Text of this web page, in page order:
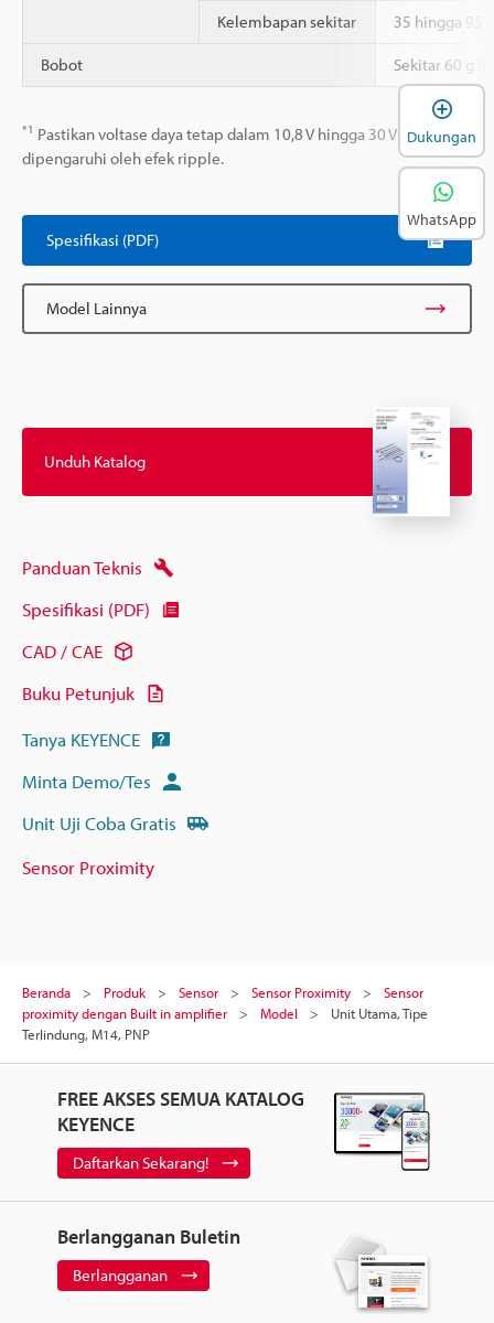
Kelembapan sekitar 35 hingga 95
Bobot Sekitar 60 g
*1 Pastikan voltase daya tetap dalam 10,8 V hingga 30 V meskipun
dipengaruhi oleh efek ripple.
Spesifikasi (PDF)
Model Lainnya
Unduh Katalog
Panduan Teknis
Spesifikasi (PDF)
CAD / CAE
Buku Petunjuk
Tanya KEYENCE
Minta Demo/Tes
Unit Uji Coba Gratis
Sensor Proximity
Beranda Produk Sensor Sensor Proximity
Sensor
proximity dengan Built in amplifier
Model
Unit Utama, Tipe
Terlindung, M14, PNP
FREE AKSES SEMUA KATALOG
KEYENCE
Daftarkan Sekarang!
Berlangganan Buletin
Berlangganan
Dukungan
WhatsApp